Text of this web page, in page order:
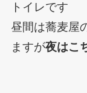
トイレです
昼間は蕎麦屋
ますが夜はこ